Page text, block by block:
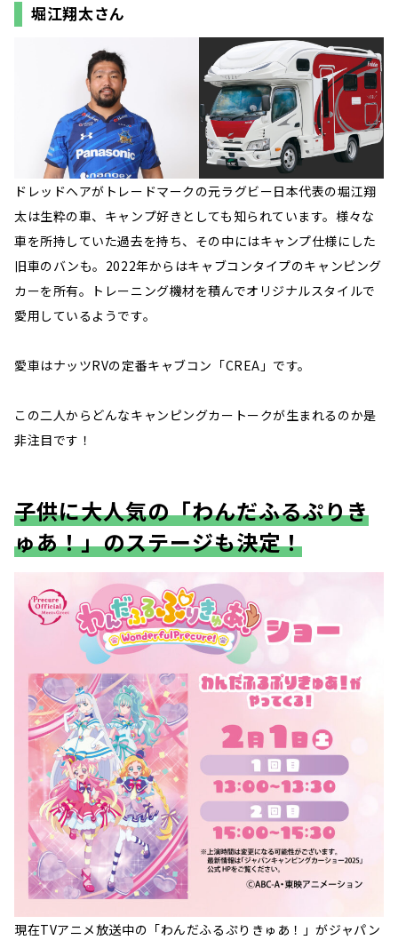
堀江翔太さん
ドレッドヘアがトレードマークの元ラグビー日本代表の堀江翔
太は生粋の車、キャンプ好きとしても知られています。様々な
車を所持していた過去を持ち、その中にはキャンプ仕様にした
旧車のバンも。2022年からはキャブコンタイプのキャンピング
カーを所有。トレーニング機材を積んでオリジナルスタイルで
愛用しているようです。
愛車はナッツRVの定番キャブコン「CREA」です。
この二人からどんなキャンピングカートークが生まれるのか是
非注目です！
子供に大人気の「わんだふるぷりき
ゅあ！」のステージも決定！
現在TVアニメ放送中の「わんだふるぷりきゅあ！」がジャパン